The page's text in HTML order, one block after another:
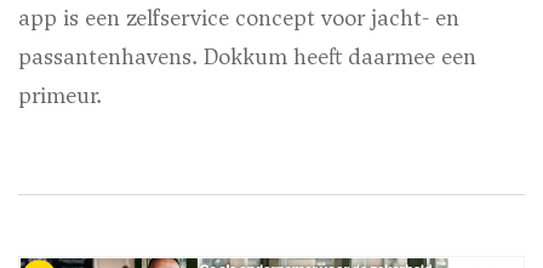
app is een zelfservice concept voor jacht- en
passantenhavens. Dokkum heeft daarmee een
primeur.